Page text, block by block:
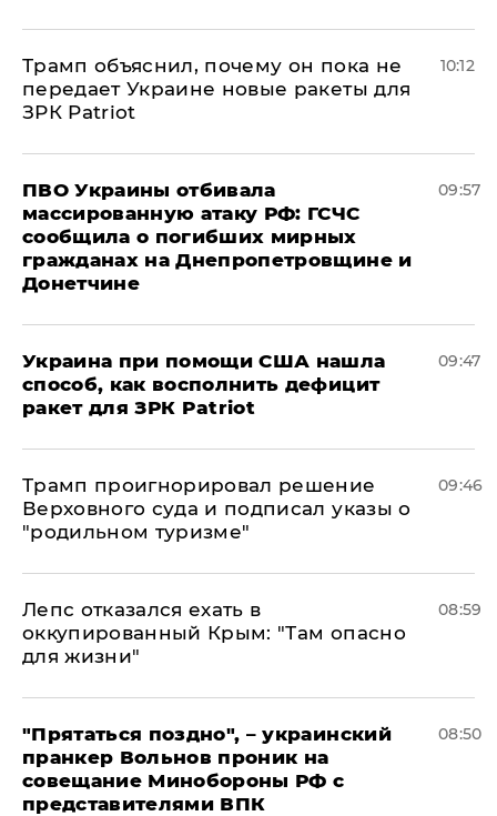
Трамп объяснил, почему он пока не
передает Украине новые ракеты для
ЗРК Patriot
10:12
ПВО Украины отбивала
массированную атаку РФ: ГСЧС
сообщила о погибших мирных
гражданах на Днепропетровщине и
Донетчине
09:57
Украина при помощи США нашла
способ, как восполнить дефицит
ракет для ЗРК Patriot
09:47
Трамп проигнорировал решение
Верховного суда и подписал указы о
"родильном туризме"
09:46
Лепс отказался ехать в
оккупированный Крым: "Там опасно
для жизни"
08:59
"Прятаться поздно", – украинский
пранкер Вольнов проник на
совещание Минобороны РФ с
представителями ВПК
08:50